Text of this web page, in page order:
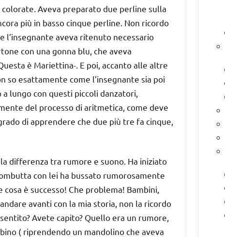
Aveva preparato due perline sulla
più in basso cinque perline. Non ricordo
l’insegnante aveva ritenuto necessario
con una gonna blu, che aveva
è Mariettina-. E poi, accanto alle altre
so esattamente come l’insegnante sia poi
lungo con questi piccoli danzatori,
del processo di aritmetica, come deve
di apprendere che due più tre fa cinque,
differenza tra rumore e suono. Ha iniziato
con lei ha bussato rumorosamente
è successo! Che problema! Bambini,
avanti con la mia storia, non la ricordo
Avete capito? Quello era un rumore,
( riprendendo un mandolino che aveva